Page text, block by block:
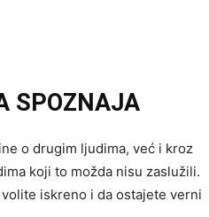
SPOZNAJA
o drugim ljudima, već i kroz
koji to možda nisu zaslužili.
iskreno i da ostajete verni